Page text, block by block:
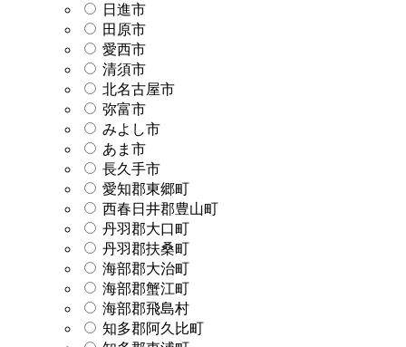
日進市
田原市
愛西市
清須市
北名古屋市
弥富市
みよし市
あま市
長久手市
愛知郡東郷町
西春日井郡豊山町
丹羽郡大口町
丹羽郡扶桑町
海部郡大治町
海部郡蟹江町
海部郡飛島村
知多郡阿久比町